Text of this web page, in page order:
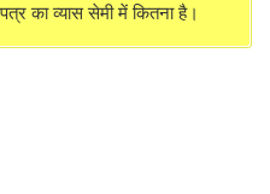
का व्यास सेमी में कितना है।